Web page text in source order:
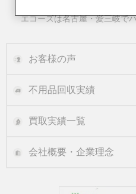
エコーズは名古屋・愛三岐で
お客様の声
不用品回収実績
買取実績一覧
会社概要・企業理念